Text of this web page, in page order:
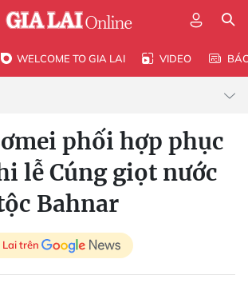
WELCOME TO GIA LAI VIDEO
phối hợp phục
lễ Cúng giọt nước
Bahnar
trên